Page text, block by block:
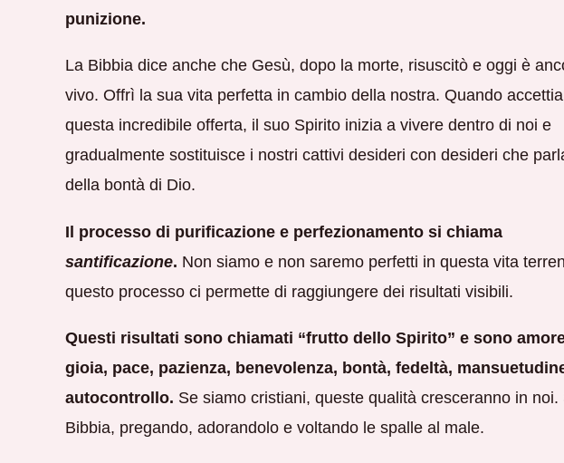
punizione.
La Bibbia dice anche che Gesù, dopo la morte, risuscitò e oggi è
vivo. Offrì la sua vita perfetta in cambio della nostra. Quando
questa incredibile offerta, il suo Spirito inizia a vivere dentro di noi e
gradualmente sostituisce i nostri cattivi desideri con desideri che
della bontà di Dio.
Il processo di purificazione e perfezionamento si chiama
santificazione. Non siamo e non saremo perfetti in questa vita
questo processo ci permette di raggiungere dei risultati visibili.
Questi risultati sono chiamati “frutto dello Spirito” e sono
gioia, pace, pazienza, benevolenza, bontà, fedeltà,
autocontrollo. Se siamo cristiani, queste qualità cresceranno in
Bibbia, pregando, adorandolo e voltando le spalle al male.